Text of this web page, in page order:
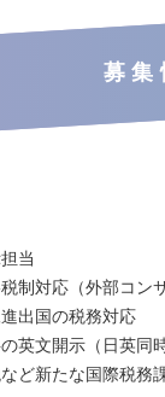
募集
当
制対応（外部コン
出国の税務対応
英文開示（日英同
ど新たな国際税務